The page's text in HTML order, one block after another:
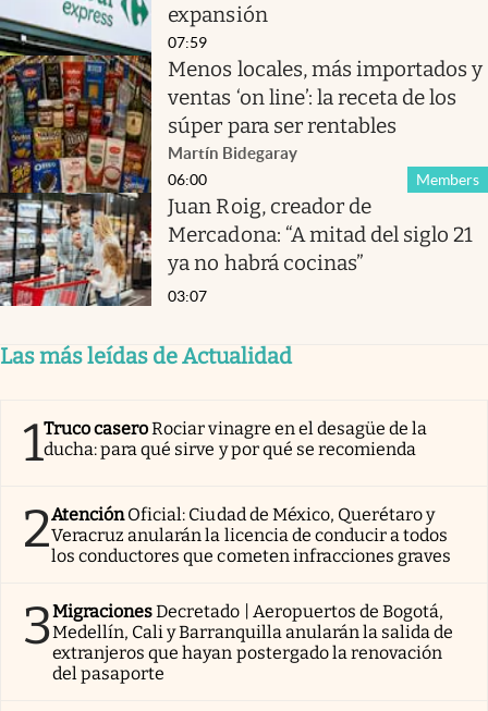
expansión
07:59
Menos locales, más importados y
ventas ‘on line’: la receta de los
súper para ser rentables
Martín Bidegaray
Members
06:00
Juan Roig, creador de
Mercadona: “A mitad del siglo 21
ya no habrá cocinas”
03:07
Las más leídas de Actualidad
1Truco caseroRociar vinagre en el desagüe de la
ducha: para qué sirve y por qué se recomienda
2AtenciónOficial: Ciudad de México, Querétaro y
Veracruz anularán la licencia de conducir a todos
los conductores que cometen infracciones graves
3MigracionesDecretado | Aeropuertos de Bogotá,
Medellín, Cali y Barranquilla anularán la salida de
extranjeros que hayan postergado la renovación
del pasaporte